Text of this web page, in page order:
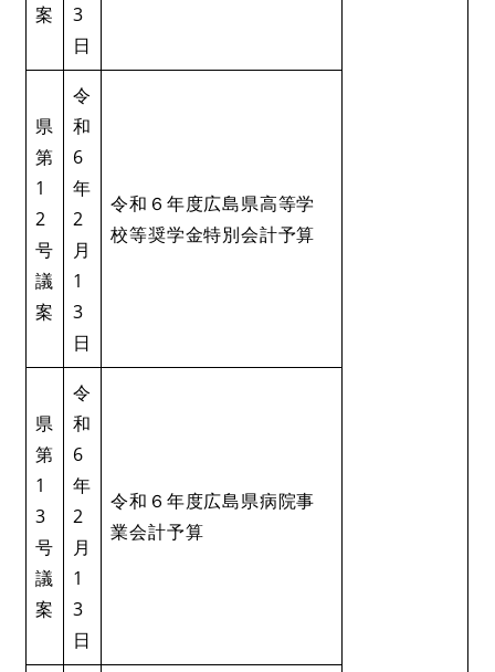
案
3
日
県
第
1
2
号
議
案
令
和
6
年
2
月
1
3
日
​​令和６年度広島県高等学
校等奨学金特別会計予算
県
第
1
3
号
議
案
令
和
6
年
2
月
1
3
日
令和６年度広島県病院事
業会計予算